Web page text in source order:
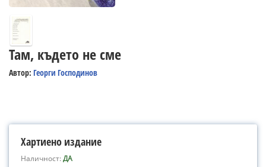
Там, където не сме
Автор: Георги Господинов
Хартиено издание
Наличност:ДА